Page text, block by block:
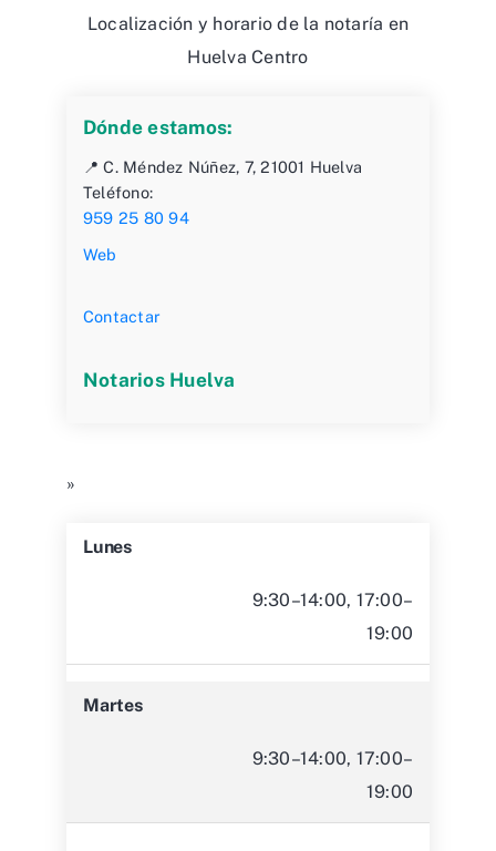
Localización y horario de la notaría en
Huelva Centro
Dónde estamos:
📍 C. Méndez Núñez, 7, 21001 Huelva
Teléfono:
959 25 80 94
Web
Contactar
Notarios Huelva
»
Lunes
9:30–14:00, 17:00–
19:00
Martes
9:30–14:00, 17:00–
19:00